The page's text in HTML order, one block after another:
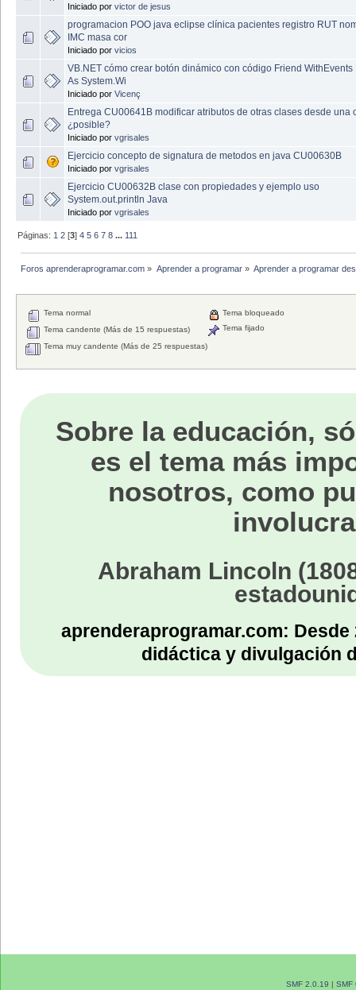
Iniciado por victor de jesus
programacion POO java eclipse clínica pacientes registro RUT
IMC masa cor
Iniciado por vicios
VB.NET cómo crear botón dinámico con código Friend WithEvents
As System.Wi
Iniciado por Vicenç
Entrega CU00641B modificar atributos de otras clases desde una
¿posible?
Iniciado por vgrisales
Ejercicio concepto de signatura de metodos en java CU00630B
Iniciado por vgrisales
Ejercicio CU00632B clase con propiedades y ejemplo uso
System.out.println Java
Iniciado por vgrisales
Páginas: 1 2 [3]4 5 6 7 8 ... 111
Foros aprenderaprogramar.com » Aprender a programar» Aprender a programar
Tema normal
Tema candente (Más de 15 respuestas)
Tema muy candente (Más de 25 respuestas)
Tema bloqueado
Tema fijado
Sobre la educación,
es el tema más
nosotros, como
Abraham Lincoln
aprenderaprogramar.com:
didáctica y divulgación
SMF 2.0.19 | SMF